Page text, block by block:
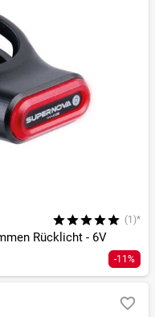
(1)*
Rücklicht - 6V
-11%